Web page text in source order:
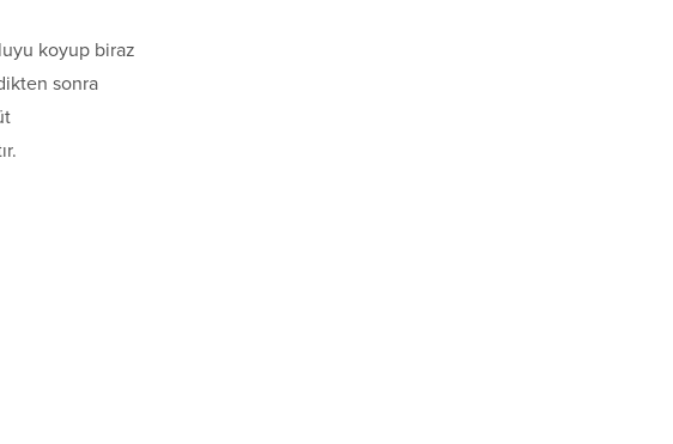
koyup biraz
sonra